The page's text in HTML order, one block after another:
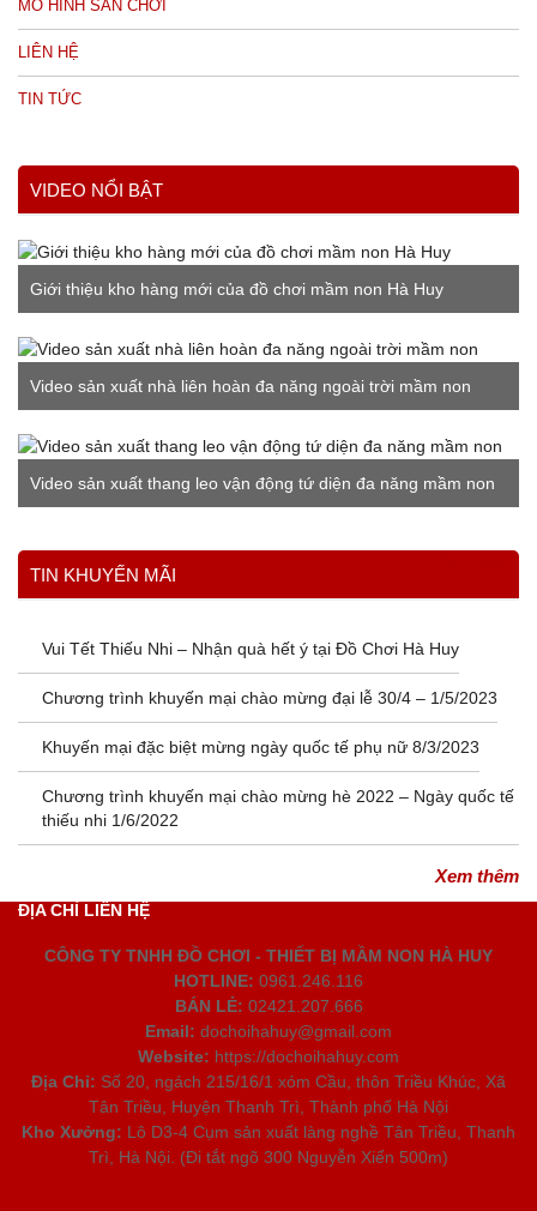
MÔ HÌNH SÂN CHƠI
LIÊN HỆ
TIN TỨC
VIDEO NỔI BẬT
Giới thiệu kho hàng mới của đồ chơi mầm non Hà Huy
Video sản xuất nhà liên hoàn đa năng ngoài trời mầm non
Video sản xuất thang leo vận động tứ diện đa năng mầm non
Xem thêm
TIN KHUYẾN MÃI
Vui Tết Thiếu Nhi – Nhận quà hết ý tại Đồ Chơi Hà Huy
Chương trình khuyến mại chào mừng đại lễ 30/4 – 1/5/2023
Khuyến mại đặc biệt mừng ngày quốc tế phụ nữ 8/3/2023
Chương trình khuyến mại chào mừng hè 2022 – Ngày quốc tế
thiếu nhi 1/6/2022
Xem thêm
ĐỊA CHỈ LIÊN HỆ
CÔNG TY TNHH ĐỒ CHƠI - THIẾT BỊ MẦM NON HÀ HUY
HOTLINE: 0961.246.116
BÁN LẺ: 02421.207.666
Email: dochoihahuy@gmail.com
Website: https://dochoihahuy.com
Địa Chỉ: Số 20, ngách 215/16/1 xóm Cầu, thôn Triều Khúc, Xã
Tân Triều, Huyện Thanh Trì, Thành phố Hà Nội
Kho Xưởng: Lô D3-4 Cụm sản xuất làng nghề Tân Triều, Thanh
Trì, Hà Nội. (Đi tắt ngõ 300 Nguyễn Xiển 500m)